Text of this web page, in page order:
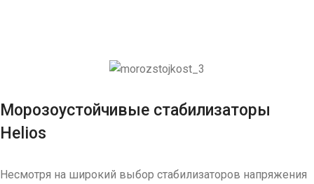
Морозоустойчивые стабилизаторы
Helios
Несмотря на широкий выбор стабилизаторов напряжения